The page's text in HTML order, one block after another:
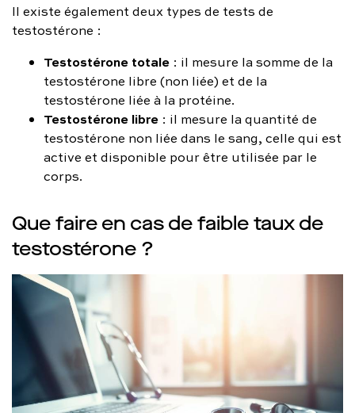
Il existe également deux types de tests de
testostérone :
Testostérone totale : il mesure la somme de la
testostérone libre (non liée) et de la
testostérone liée à la protéine.
Testostérone libre : il mesure la quantité de
testostérone non liée dans le sang, celle qui est
active et disponible pour être utilisée par le
corps.
Que faire en cas de faible taux de
testostérone ?